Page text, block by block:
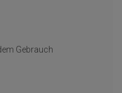
Gebrauch